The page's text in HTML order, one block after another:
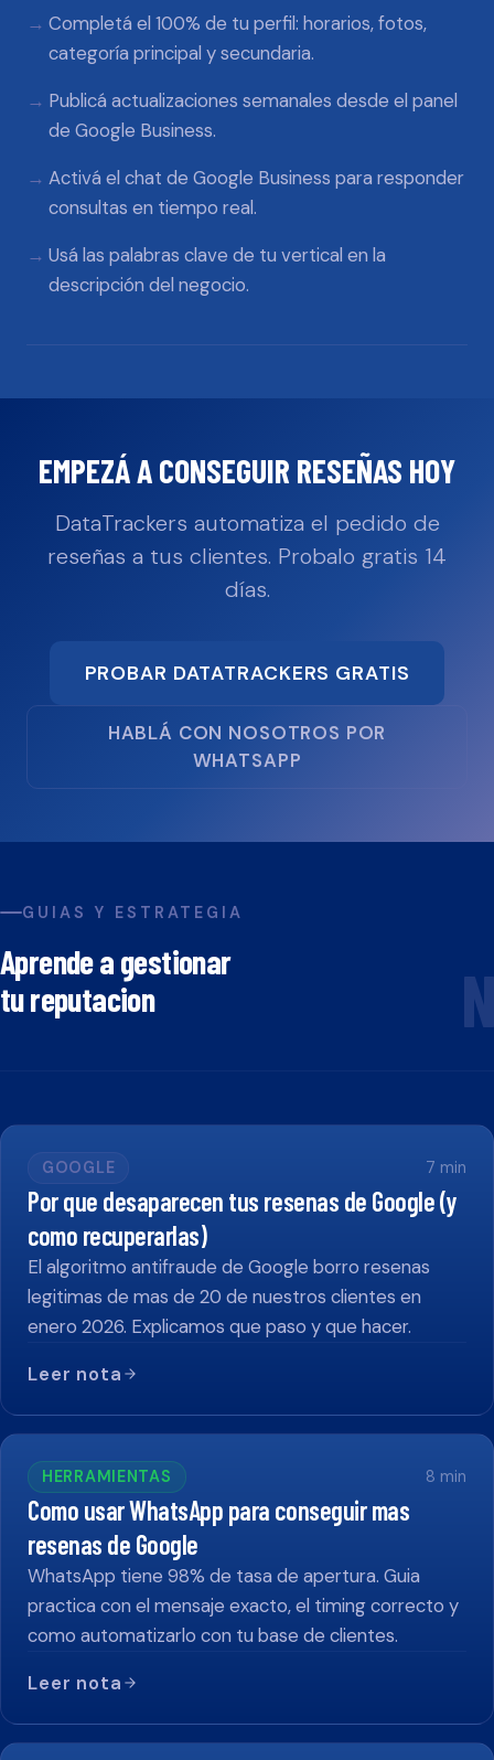
Completá el 100% de tu perfil: horarios, fotos,
categoría principal y secundaria.
Publicá actualizaciones semanales desde el panel
de Google Business.
Activá el chat de Google Business para responder
consultas en tiempo real.
Usá las palabras clave de tu vertical en la
descripción del negocio.
EMPEZÁ A CONSEGUIR RESEÑAS HOY
DataTrackers automatiza el pedido de
reseñas a tus clientes. Probalo gratis 14
días.
PROBAR DATATRACKERS GRATIS
HABLÁ CON NOSOTROS POR
WHATSAPP
GUIAS Y ESTRATEGIA
Aprende a gestionar
tu reputacion
N
GOOGLE 7 min
Por que desaparecen tus resenas de Google (y
como recuperarlas)
El algoritmo antifraude de Google borro resenas
legitimas de mas de 20 de nuestros clientes en
enero 2026. Explicamos que paso y que hacer.
Leer nota
HERRAMIENTAS 8 min
Como usar WhatsApp para conseguir mas
resenas de Google
WhatsApp tiene 98% de tasa de apertura. Guia
practica con el mensaje exacto, el timing correcto y
como automatizarlo con tu base de clientes.
Leer nota